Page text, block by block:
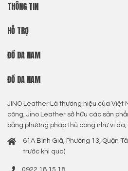
THÔNG TIN
HỖ TRỢ
ĐỒ DA NAM
ĐỒ DA NAM
JINO Leather Là thương hiệu của Việt
công, Jino Leather sở hữu các sản
bằng phương pháp thủ công như ví
61A Bình Giã, Phường 13, Quận
trước khi qua)
0922 18 15 18